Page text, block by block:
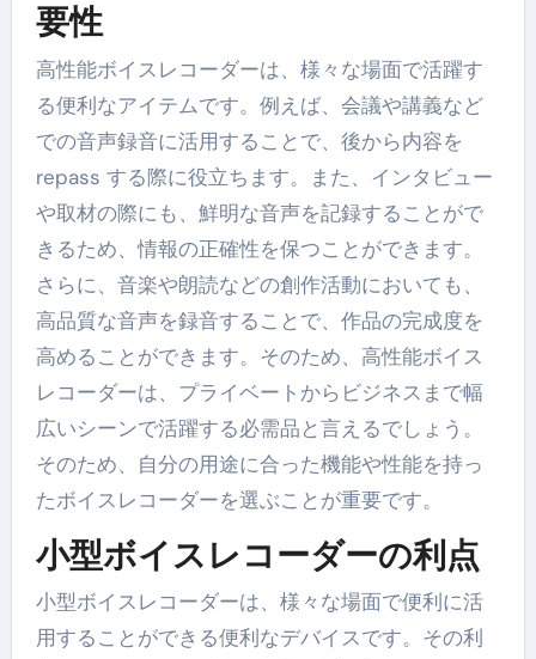
要性
高性能ボイスレコーダーは、様々な場面で活躍す
る便利なアイテムです。例えば、会議や講義など
での音声録音に活用することで、後から内容を
repass する際に役立ちます。また、インタビュー
や取材の際にも、鮮明な音声を記録することがで
きるため、情報の正確性を保つことができます。
さらに、音楽や朗読などの創作活動においても、
高品質な音声を録音することで、作品の完成度を
高めることができます。そのため、高性能ボイス
レコーダーは、プライベートからビジネスまで幅
広いシーンで活躍する必需品と言えるでしょう。
そのため、自分の用途に合った機能や性能を持っ
たボイスレコーダーを選ぶことが重要です。
小型ボイスレコーダーの利点
小型ボイスレコーダーは、様々な場面で便利に活
用することができる便利なデバイスです。その利